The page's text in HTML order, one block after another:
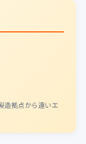
造拠点から遠いエ